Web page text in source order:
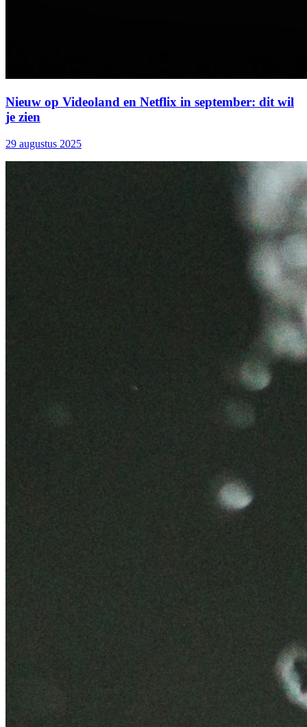
Nieuw op Videoland en Netflix in september: dit wil
je zien
29 augustus 2025